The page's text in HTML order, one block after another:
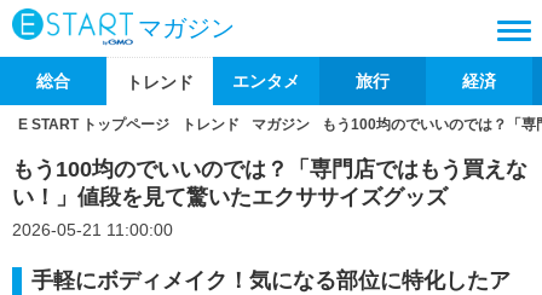
マガジン
総合 トレンド エンタメ 旅行 経済
E START トップページ トレンド マガジン もう100均のでいいのでは？「
もう100均のでいいのでは？「専門店ではもう買えな
い！」値段を見て驚いたエクササイズグッズ
2026-05-21 11:00:00
手軽にボディメイク！気になる部位に特化したア